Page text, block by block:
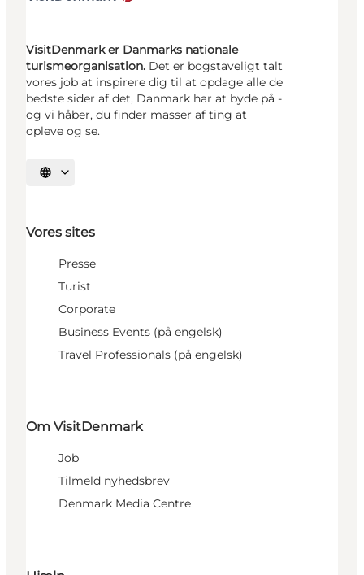
VisitDenmark er Danmarks nationale
turismeorganisation. Det er bogstaveligt talt
vores job at inspirere dig til at opdage alle de
bedste sider af det, Danmark har at byde på -
og vi håber, du finder masser af ting at
opleve og se.
Vælg sprog
Vores sites
Presse
Turist
Corporate
Business Events (på engelsk)
Travel Professionals (på engelsk)
Om VisitDenmark
Job
Tilmeld nyhedsbrev
Denmark Media Centre